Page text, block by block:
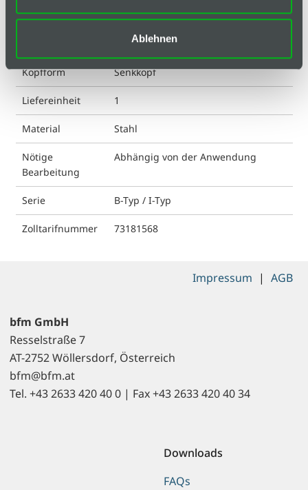
Ablehnen
Farbe silberfarbig
3.15 g
Kopfform Senkkopf
Liefereinheit 1
Material Stahl
Nötige
Bearbeitung
Abhängig von der Anwendung
Serie B-Typ / I-Typ
Zolltarifnummer 73181568
bfm GmbH
Resselstraße 7
AT-2752 Wöllersdorf, Österreich
bfm@bfm.at
Tel. +43 2633 420 40 0 | Fax +43 2633 420 40 34
Downloads
FAQs
Impressum | AGB